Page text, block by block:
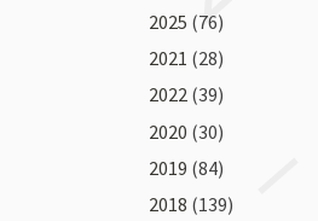
2025 (76)
2021 (28)
2022 (39)
2020 (30)
2019 (84)
2018 (139)